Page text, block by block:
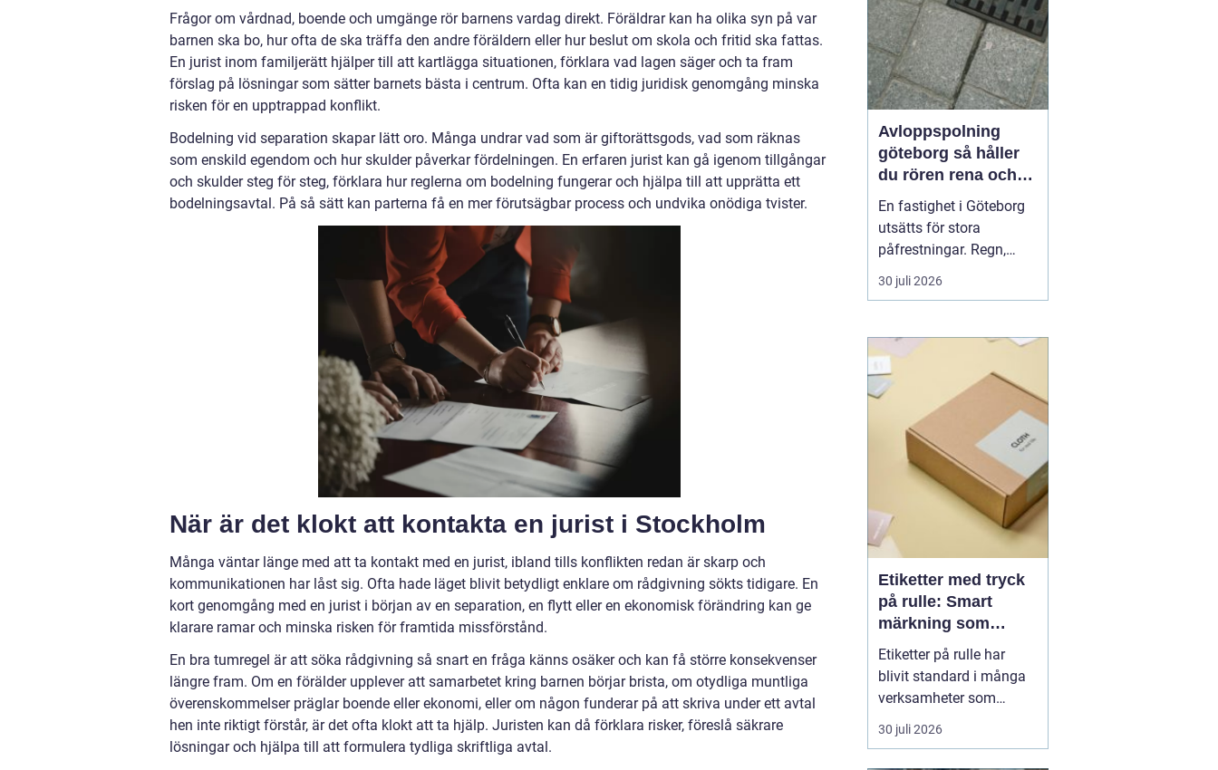
Frågor om vårdnad, boende och umgänge rör barnens vardag direkt. Föräldrar kan ha olika syn på var
barnen ska bo, hur ofta de ska träffa den andre föräldern eller hur beslut om skola och fritid ska fattas.
En jurist inom familjerätt hjälper till att kartlägga situationen, förklara vad lagen säger och ta fram
förslag på lösningar som sätter barnets bästa i centrum. Ofta kan en tidig juridisk genomgång minska
risken för en upptrappad konflikt.
Bodelning vid separation skapar lätt oro. Många undrar vad som är giftorättsgods, vad som räknas
som enskild egendom och hur skulder påverkar fördelningen. En erfaren jurist kan gå igenom tillgångar
och skulder steg för steg, förklara hur reglerna om bodelning fungerar och hjälpa till att upprätta ett
bodelningsavtal. På så sätt kan parterna få en mer förutsägbar process och undvika onödiga tvister.
När är det klokt att kontakta en jurist i Stockholm
Många väntar länge med att ta kontakt med en jurist, ibland tills konflikten redan är skarp och
kommunikationen har låst sig. Ofta hade läget blivit betydligt enklare om rådgivning sökts tidigare. En
kort genomgång med en jurist i början av en separation, en flytt eller en ekonomisk förändring kan ge
klarare ramar och minska risken för framtida missförstånd.
En bra tumregel är att söka rådgivning så snart en fråga känns osäker och kan få större konsekvenser
längre fram. Om en förälder upplever att samarbetet kring barnen börjar brista, om otydliga muntliga
överenskommelser präglar boende eller ekonomi, eller om någon funderar på att skriva under ett avtal
hen inte riktigt förstår, är det ofta klokt att ta hjälp. Juristen kan då förklara risker, föreslå säkrare
lösningar och hjälpa till att formulera tydliga skriftliga avtal.
Avloppspolning
göteborg så håller
du rören rena och
trygga året runt
En fastighet i Göteborg
utsätts för stora
påfrestningar. Regn,
snabba
temperaturväxlingar och
avloppen behöver mer
omsorg än många tror.
När vatten börjar rinna
undan långsamt, avlopp
luktar illa eller
golvbrunnar bubblar är...
30 juli 2026
Etiketter med tryck
på rulle: Smart
märkning som
stärker både flöde
och varumärke
Etiketter på rulle har
blivit standard i många
verksamheter som
behöver snabb, tydlig
och hållbar märkning.
30 juli 2026